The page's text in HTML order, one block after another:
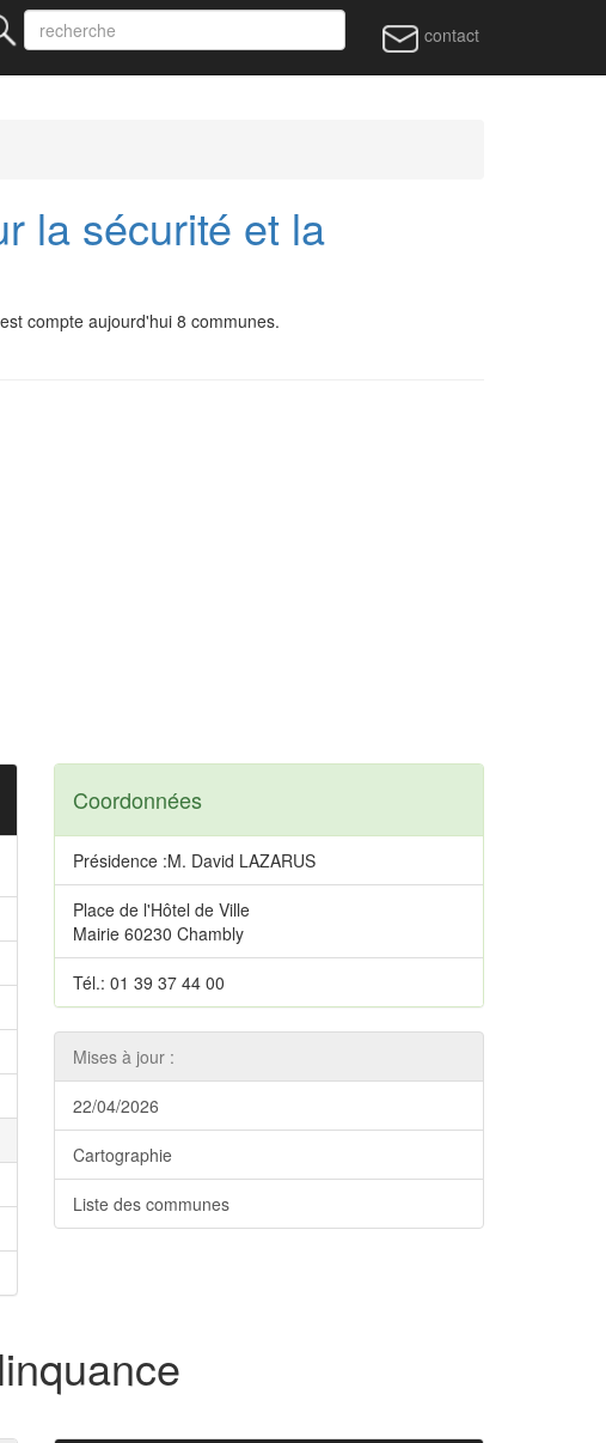
contact
la sécurité et la
compte aujourd'hui 8 communes.
Coordonnées
Présidence :M. David LAZARUS
Place de l'Hôtel de Ville
Mairie 60230 Chambly
Tél.: 01 39 37 44 00
Mises à jour :
22/04/2026
Cartographie
Liste des communes